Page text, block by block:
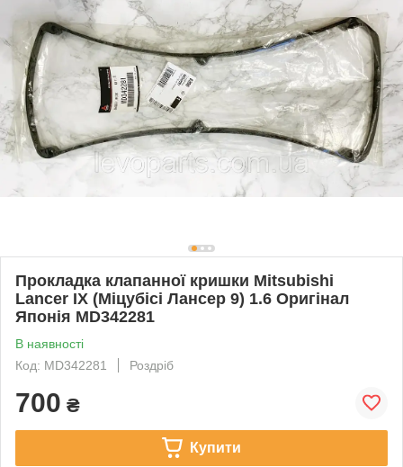
Прокладка клапанної кришки Mitsubishi
Lancer IX (Міцубісі Лансер 9) 1.6 Оригінал
Японія MD342281
В наявності
Код: MD342281
Роздріб
700 ₴
Купити